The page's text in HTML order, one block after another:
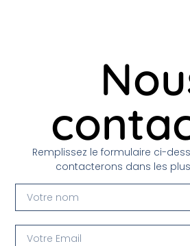
Remplissez le formulaire ci-
contacterons dans les